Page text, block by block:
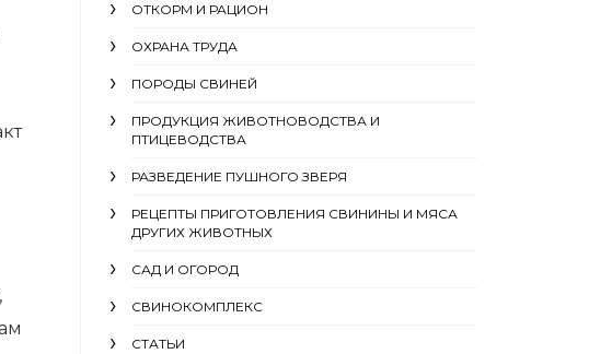
ОТКОРМ И РАЦИОН
ОХРАНА ТРУДА
ПОРОДЫ СВИНЕЙ
ПРОДУКЦИЯ ЖИВОТНОВОДСТВА И
ПТИЦЕВОДСТВА
РАЗВЕДЕНИЕ ПУШНОГО ЗВЕРЯ
РЕЦЕПТЫ ПРИГОТОВЛЕНИЯ СВИНИНЫ И МЯСА
ДРУГИХ ЖИВОТНЫХ
САД И ОГОРОД
СВИНОКОМПЛЕКС
СТАТЬИ